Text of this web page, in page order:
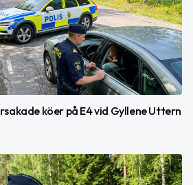
köer på E4 vid Gyllene Uttern